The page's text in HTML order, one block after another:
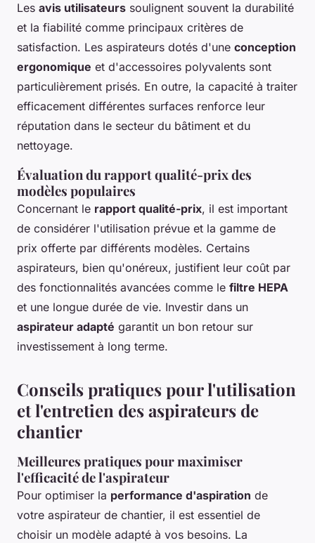
Les avis utilisateurs soulignent souvent la durabilité
et la fiabilité comme principaux critères de
satisfaction. Les aspirateurs dotés d'une conception
ergonomique et d'accessoires polyvalents sont
particulièrement prisés. En outre, la capacité à traiter
efficacement différentes surfaces renforce leur
réputation dans le secteur du bâtiment et du
nettoyage.
Évaluation du rapport qualité-prix des
modèles populaires
Concernant le rapport qualité-prix, il est important
de considérer l'utilisation prévue et la gamme de
prix offerte par différents modèles. Certains
aspirateurs, bien qu'onéreux, justifient leur coût par
des fonctionnalités avancées comme le filtre HEPA
et une longue durée de vie. Investir dans un
aspirateur adapté garantit un bon retour sur
investissement à long terme.
Conseils pratiques pour l'utilisation
et l'entretien des aspirateurs de
chantier
Meilleures pratiques pour maximiser
l'efficacité de l'aspirateur
Pour optimiser la performance d'aspiration de
votre aspirateur de chantier, il est essentiel de
choisir un modèle adapté à vos besoins. La